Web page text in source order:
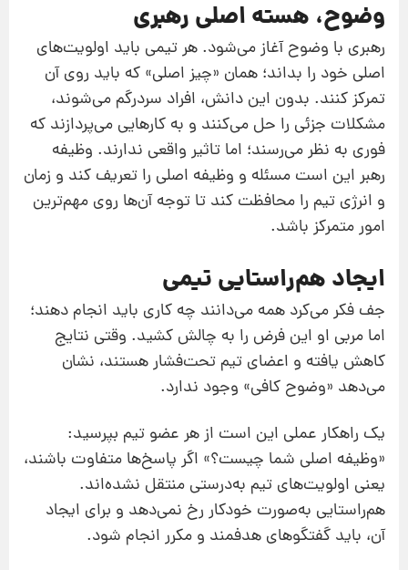
وضوح، هسته اصلی رهبری
رهبری با وضوح آغاز می‌شود. هر تیمی باید اولویت‌های
اصلی خود را بداند؛ همان «چیز اصلی» که باید روی آن
تمرکز کنند. بدون این دانش، افراد سردرگم می‌شوند،
مشکلات جزئی را حل می‌کنند و به کارهایی می‌پردازند که
فوری به نظر می‌رسند؛ اما تاثیر واقعی ندارند. وظیفه
رهبر این است مسئله و وظیفه اصلی را تعریف کند و زمان
و انرژی تیم را محافظت کند تا توجه آن‌ها روی مهم‌ترین
امور متمرکز باشد.
ایجاد هم‌راستایی تیمی
جف فکر می‌کرد همه می‌دانند چه کاری باید انجام دهند؛
اما مربی او این فرض را به چالش کشید. وقتی نتایج
کاهش یافته و اعضای تیم تحت‌فشار هستند، نشان
می‌دهد «وضوح کافی» وجود ندارد.
یک راهکار عملی این است از هر عضو تیم بپرسید:
«وظیفه اصلی شما چیست؟» اگر پاسخ‌ها متفاوت باشند،
یعنی اولویت‌های تیم به‌درستی منتقل نشده‌اند.
هم‌راستایی به‌صورت خودکار رخ نمی‌دهد و برای ایجاد
آن، باید گفتگوهای هدفمند و مکرر انجام شود.